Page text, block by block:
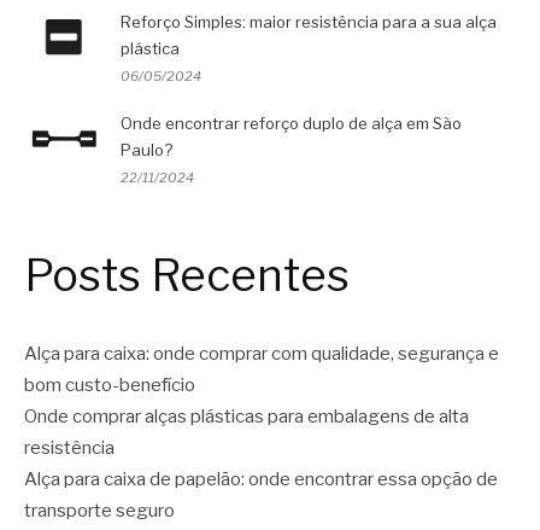
Reforço Simples: maior resistência para a sua alça
plástica
06/05/2024
Onde encontrar reforço duplo de alça em São
Paulo?
22/11/2024
Posts Recentes
Alça para caixa: onde comprar com qualidade, segurança e
bom custo-benefício
Onde comprar alças plásticas para embalagens de alta
resistência
Alça para caixa de papelão: onde encontrar essa opção de
transporte seguro